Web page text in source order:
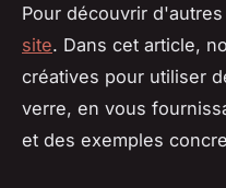
Pour découvrir
site. Dans cet article,
créatives pour utiliser
verre, en vous
et des exemples